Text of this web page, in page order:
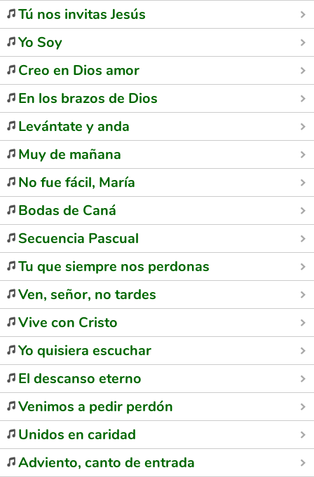
Tú nos invitas Jesús
Yo Soy
Creo en Dios amor
En los brazos de Dios
Levántate y anda
Muy de mañana
No fue fácil, María
Bodas de Caná
Secuencia Pascual
Tu que siempre nos perdonas
Ven, señor, no tardes
Vive con Cristo
Yo quisiera escuchar
El descanso eterno
Venimos a pedir perdón
Unidos en caridad
Adviento, canto de entrada